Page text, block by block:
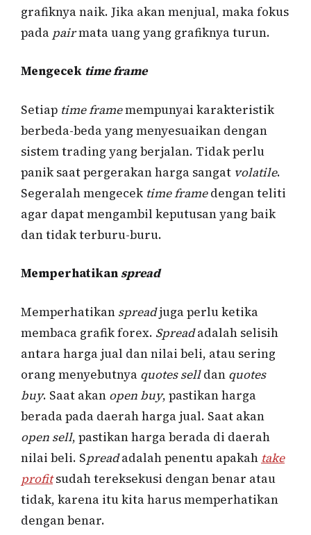
grafiknya naik. Jika akan menjual, maka fokus
pada pairmata uang yang grafiknya turun.
Mengecek time frame
Setiap time framemempunyai karakteristik
berbeda-beda yang menyesuaikan dengan
sistem trading yang berjalan. Tidak perlu
panik saat pergerakan harga sangat volatile.
Segeralah mengecek time framedengan teliti
agar dapat mengambil keputusan yang baik
dan tidak terburu-buru.
Memperhatikanspread
Memperhatikan spreadjuga perlu ketika
membaca grafik forex. Spreadadalah selisih
antara harga jual dan nilai beli, atau sering
orang menyebutnya quotes selldan quotes
buy. Saat akan open buy, pastikan harga
berada pada daerah harga jual. Saat akan
open sell, pastikan harga berada di daerah
nilai beli. Spreadadalah penentu apakah take
profitsudah tereksekusi dengan benar atau
tidak, karena itu kita harus memperhatikan
dengan benar.